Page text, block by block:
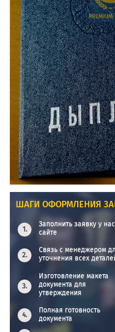
ШАГИ ОФОРМЛЕНИЯ
Заполнить заявку у
сайте
Связь с менеджером
уточнения всех
Изготовление макета
документа для
утверждения
Полная готовность
документа